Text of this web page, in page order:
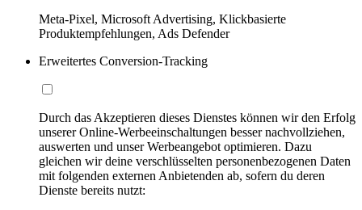
Meta-Pixel, Microsoft Advertising, Klickbasierte
Produktempfehlungen, Ads Defender
Erweitertes Conversion-Tracking
Durch das Akzeptieren dieses Dienstes können wir den Erfolg
unserer Online-Werbeeinschaltungen besser nachvollziehen,
auswerten und unser Werbeangebot optimieren. Dazu
gleichen wir deine verschlüsselten personenbezogenen Daten
mit folgenden externen Anbietenden ab, sofern du deren
Dienste bereits nutzt: